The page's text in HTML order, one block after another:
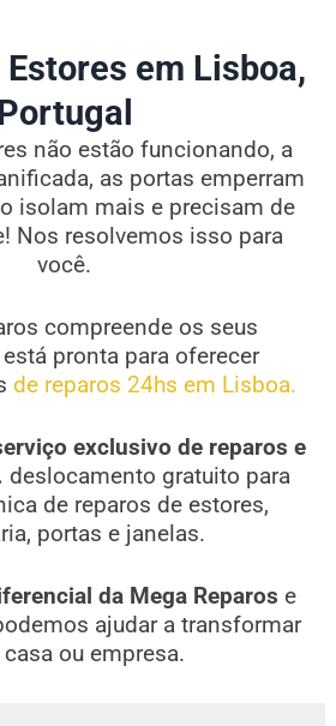
em Lisboa,
não estão funcionando, a
as portas emperram
isolam mais e precisam de
Nos resolvemos isso para
você.
compreende os seus
pronta para oferecer
de reparos 24hs em Lisboa.
exclusivo de reparos e
deslocamento gratuito para
de reparos de estores,
portas e janelas.
da Mega Reparos e
ajudar a transformar
casa ou empresa.